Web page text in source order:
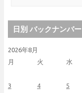
日別 バックナンバー
2026年8月
月
火 水
3
4 5